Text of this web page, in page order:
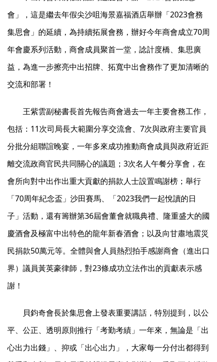
會」，這是繼去年假尖沙咀海景嘉福酒店舉辦「2023會務
集思會」的延續，為持續拓展會務，辦好今年商會成立70周
年會慶系列活動，商會成員聚首一堂，諗計度橋、集思廣
益，為進一步擦亮中出招牌、拓寬中出會務作了更加清晰的
交流和部署！
王紫雲副秘書長首先報告商會過去一年主要會務工作，
包括：11次司局長大範圍分享交流會、7次與政府主要官員
分批分組聯誼晚宴，一年多來成功推動商會成員與政府近距
離交流政商官民共同關心的議題；3次名人午餐分享會，在
會所向對中出作出重大貢獻的捐款人士設置鳴謝榜；舉行
「70周年紀念盃」沙田賽馬、「2023我們一起悅讀的日
子」活動，還有籌辦第36屆會董會就職典禮、隆重盛大的國
慶酒會及極富中出特色的龍年新春酒會；以及向甘肅地震災
民捐款50萬元等。全體與會人員熱烈拍手感謝商會（進出口
界）議員黃英豪律師，對23條成功立法作出的貢獻表示感
謝！
貝鈞奇會長於集思會上發表重要講話，特別提到，以公
平、公正、透明原則推行「考勤考績」一年來，無論是「出
心出力出錢」、抑或「出心出力」，大家每一分付出都得到